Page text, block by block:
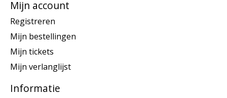
Mijn account
Registreren
Mijn bestellingen
Mijn tickets
Mijn verlanglijst
Informatie